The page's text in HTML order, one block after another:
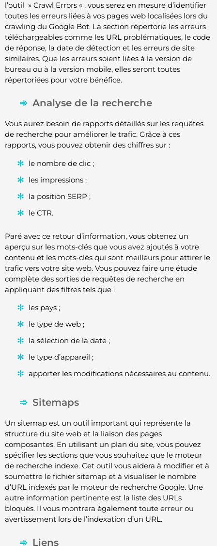
l’outil » Crawl Errors « , vous serez en mesure d’identifier
toutes les erreurs liées à vos pages web localisées lors du
crawling du Google Bot. La section répertorie les erreurs
téléchargeables comme les URL problématiques, le code
de réponse, la date de détection et les erreurs de site
similaires. Que les erreurs soient liées à la version de
bureau ou à la version mobile, elles seront toutes
répertoriées pour votre bénéfice.
Analyse de la recherche
Vous aurez besoin de rapports détaillés sur les requêtes
de recherche pour améliorer le trafic. Grâce à ces
rapports, vous pouvez obtenir des chiffres sur :
le nombre de clic ;
les impressions ;
la position SERP ;
le CTR.
Paré avec ce retour d’information, vous obtenez un
aperçu sur les mots-clés que vous avez ajoutés à votre
contenu et les mots-clés qui sont meilleurs pour attirer le
trafic vers votre site web. Vous pouvez faire une étude
complète des sorties de requêtes de recherche en
appliquant des filtres tels que :
les pays ;
le type de web ;
la sélection de la date ;
le type d’appareil ;
apporter les modifications nécessaires au contenu.
Sitemaps
Un sitemap est un outil important qui représente la
structure du site web et la liaison des pages
composantes. En utilisant un plan du site, vous pouvez
spécifier les sections que vous souhaitez que le moteur
de recherche indexe. Cet outil vous aidera à modifier et à
soumettre le fichier sitemap et à visualiser le nombre
d’URL indexés par le moteur de recherche Google. Une
autre information pertinente est la liste des URLs
bloqués. Il vous montrera également toute erreur ou
avertissement lors de l’indexation d’un URL.
Liens